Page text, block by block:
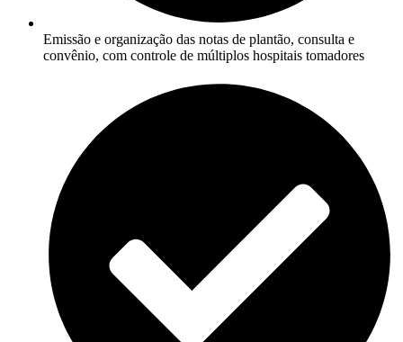
Emissão e organização das notas de plantão, consulta e
convênio, com controle de múltiplos hospitais tomadores